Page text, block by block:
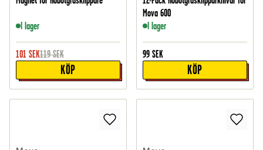
I lager
101 SEK119 SEK
KÖP
Mova 600
I lager
99 SEK
KÖP